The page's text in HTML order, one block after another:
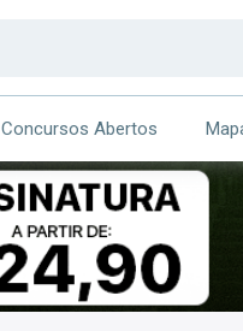
Concursos Abertos